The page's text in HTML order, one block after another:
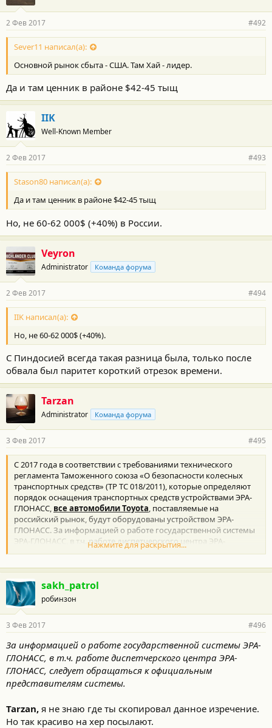
2 Фев 2017 #492
Sever11 написал(а):
Основной рынок сбыта - США. Там Хай - лидер.
Да и там ценник в районе $42-45 тыщ
IIK
Well-Known Member
2 Фев 2017 #493
Stason80 написал(а):
Да и там ценник в районе $42-45 тыщ
Но, не 60-62 000$ (+40%) в России.
Veyron
Administrator Команда форума
2 Фев 2017 #494
IIK написал(а):
Но, не 60-62 000$ (+40%).
С Пиндосией всегда такая разница была, только после
обвала был паритет короткий отрезок времени.
Tarzan
Administrator Команда форума
3 Фев 2017 #495
С 2017 года в соответствии с требованиями технического
регламента Таможенного союза «О безопасности колесных
транспортных средств» (ТР ТС 018/2011), которые определяют
порядок оснащения транспортных средств устройствами ЭРА-
ГЛОНАСС, все автомобили Toyota, поставляемые на
российский рынок, будут оборудованы устройством ЭРА-
ГЛОНАСС. За информацией о работе государственной системы
ЭРА-ГЛОНАСС, в т.ч. работе диспетчерского центра ЭРА-
ГЛОНАСС, следует обращаться к официальным
Нажмите для раскрытия...
sakh_patrol
робинзон
3 Фев 2017 #496
За информацией о работе государственной системы ЭРА-
ГЛОНАСС, в т.ч. работе диспетчерского центра ЭРА-
ГЛОНАСС, следует обращаться к официальным
представителям системы.
Tarzan, я не знаю где ты скопировал данное изречение.
Но так красиво на хер посылают.